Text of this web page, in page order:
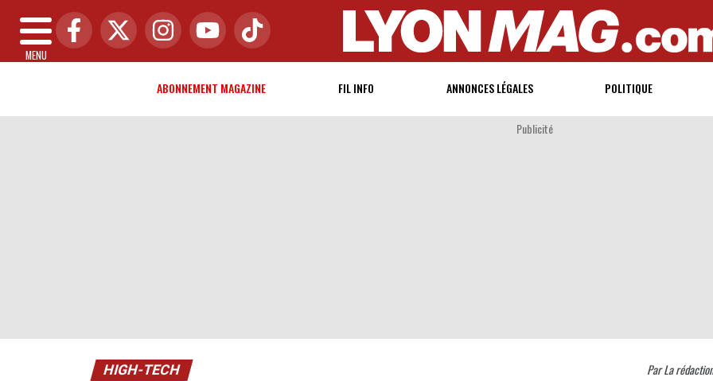
MENU
ABONNEMENT MAGAZINE FIL INFO ANNONCES LÉGALES POLITIQUE
Publicité
HIGH-TECH ParLa rédaction